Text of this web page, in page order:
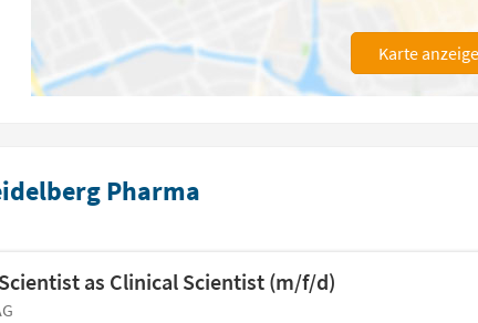
Karte
Pharma
as Clinical Scientist (m/f/d)